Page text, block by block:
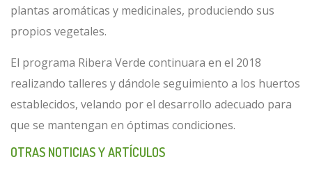
plantas aromáticas y medicinales, produciendo sus
propios vegetales.
El programa Ribera Verde continuara en el 2018
realizando talleres y dándole seguimiento a los huertos
establecidos, velando por el desarrollo adecuado para
que se mantengan en óptimas condiciones.
OTRAS NOTICIAS Y ARTÍCULOS